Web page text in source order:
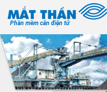
Phần mềm cân điện tử